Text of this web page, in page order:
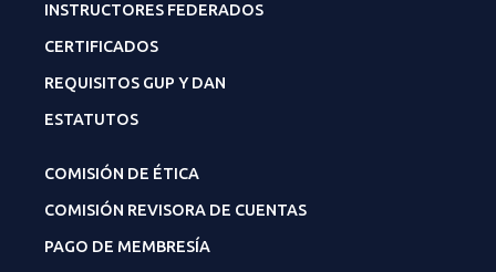
INSTRUCTORES FEDERADOS
CERTIFICADOS
REQUISITOS GUP Y DAN
ESTATUTOS
COMISIÓN DE ÉTICA
COMISIÓN REVISORA DE CUENTAS
PAGO DE MEMBRESÍA